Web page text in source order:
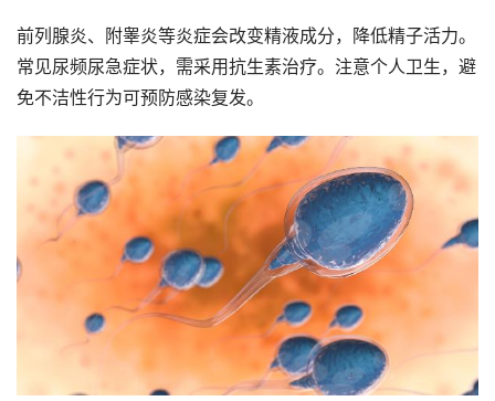
前列腺炎、附睾炎等炎症会改变精液成分，降低精子活力。
常见尿频尿急症状，需采用抗生素治疗。注意个人卫生，避
免不洁性行为可预防感染复发。